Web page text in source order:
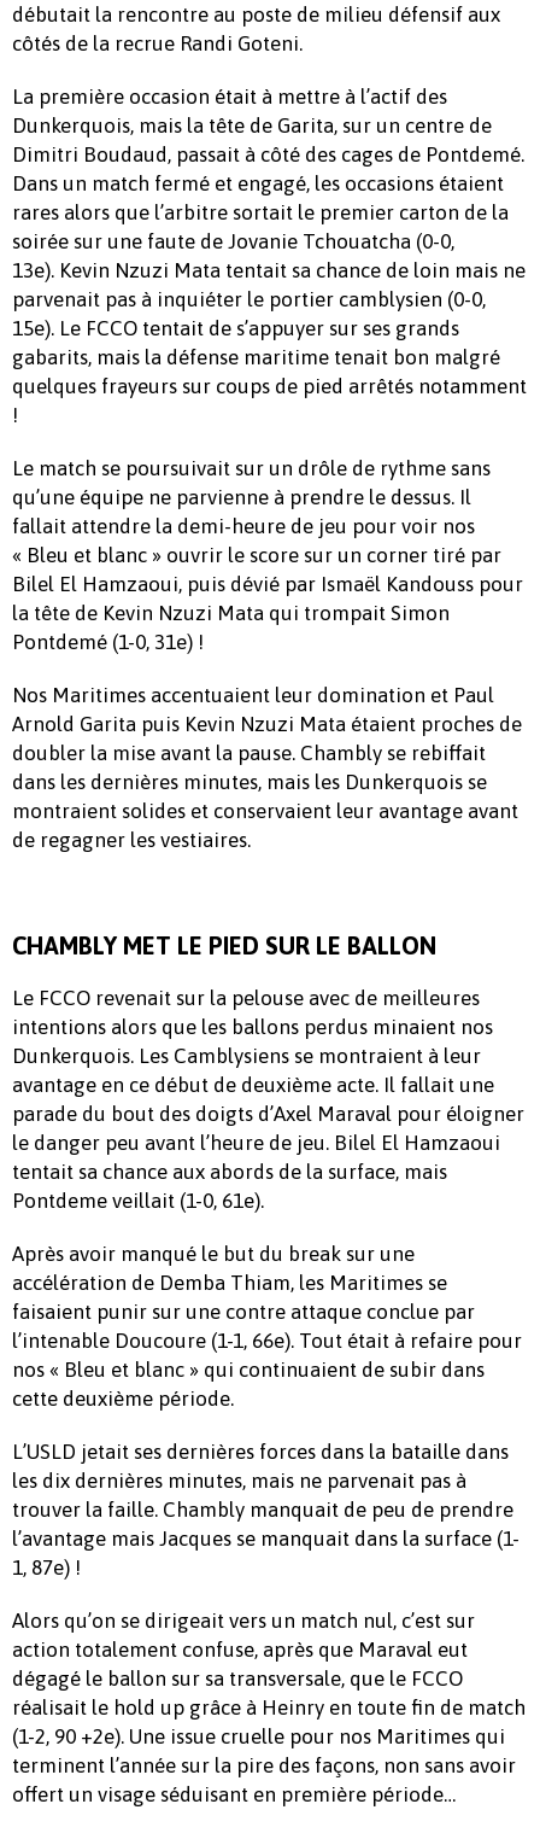
débutait la rencontre au poste de milieu défensif aux
côtés de la recrue Randi Goteni.
La première occasion était à mettre à l’actif des
Dunkerquois, mais la tête de Garita, sur un centre de
Dimitri Boudaud, passait à côté des cages de Pontdemé.
Dans un match fermé et engagé, les occasions étaient
rares alors que l’arbitre sortait le premier carton de la
soirée sur une faute de Jovanie Tchouatcha (0-0,
13e). Kevin Nzuzi Mata tentait sa chance de loin mais ne
parvenait pas à inquiéter le portier camblysien (0-0,
15e). Le FCCO tentait de s’appuyer sur ses grands
gabarits, mais la défense maritime tenait bon malgré
quelques frayeurs sur coups de pied arrêtés notamment
!
Le match se poursuivait sur un drôle de rythme sans
qu’une équipe ne parvienne à prendre le dessus. Il
fallait attendre la demi-heure de jeu pour voir nos
« Bleu et blanc » ouvrir le score sur un corner tiré par
Bilel El Hamzaoui, puis dévié par Ismaël Kandouss pour
la tête de Kevin Nzuzi Mata qui trompait Simon
Pontdemé (1-0, 31e) !
Nos Maritimes accentuaient leur domination et Paul
Arnold Garita puis Kevin Nzuzi Mata étaient proches de
doubler la mise avant la pause. Chambly se rebiffait
dans les dernières minutes, mais les Dunkerquois se
montraient solides et conservaient leur avantage avant
de regagner les vestiaires.
CHAMBLY MET LE PIED SUR LE BALLON
Le FCCO revenait sur la pelouse avec de meilleures
intentions alors que les ballons perdus minaient nos
Dunkerquois. Les Camblysiens se montraient à leur
avantage en ce début de deuxième acte. Il fallait une
parade du bout des doigts d’Axel Maraval pour éloigner
le danger peu avant l’heure de jeu. Bilel El Hamzaoui
tentait sa chance aux abords de la surface, mais
Pontdeme veillait (1-0, 61e).
Après avoir manqué le but du break sur une
accélération de Demba Thiam, les Maritimes se
faisaient punir sur une contre attaque conclue par
l’intenable Doucoure (1-1, 66e). Tout était à refaire pour
nos « Bleu et blanc » qui continuaient de subir dans
cette deuxième période.
L’USLD jetait ses dernières forces dans la bataille dans
les dix dernières minutes, mais ne parvenait pas à
trouver la faille. Chambly manquait de peu de prendre
l’avantage mais Jacques se manquait dans la surface (1-
1, 87e) !
Alors qu’on se dirigeait vers un match nul, c’est sur
action totalement confuse, après que Maraval eut
dégagé le ballon sur sa transversale, que le FCCO
réalisait le hold up grâce à Heinry en toute fin de match
(1-2, 90 +2e). Une issue cruelle pour nos Maritimes qui
terminent l’année sur la pire des façons, non sans avoir
offert un visage séduisant en première période…